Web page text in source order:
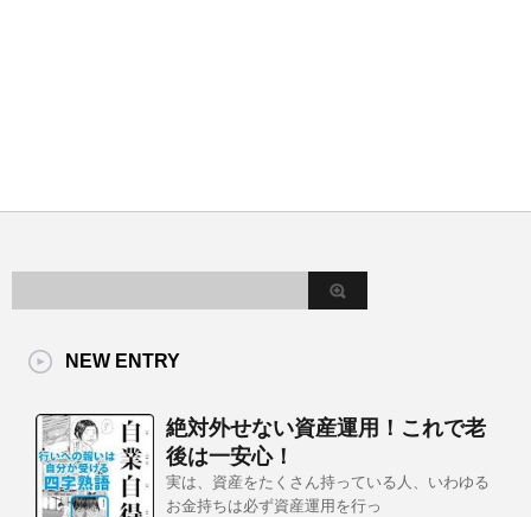
NEW ENTRY
絶対外せない資産運用！これで老
後は一安心！
実は、資産をたくさん持っている人、いわゆる
お金持ちは必ず資産運用を行っ